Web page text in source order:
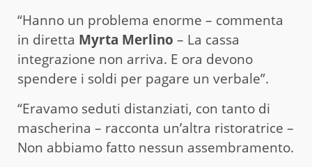
“Hanno un problema enorme – commenta
in diretta Myrta Merlino – La cassa
integrazione non arriva. E ora devono
spendere i soldi per pagare un verbale”.
“Eravamo seduti distanziati, con tanto di
mascherina – racconta un’altra ristoratrice –
Non abbiamo fatto nessun assembramento.